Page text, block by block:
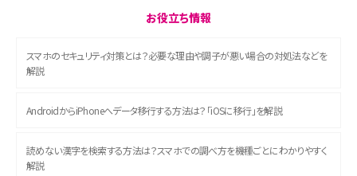
お役立ち情報
スマホのセキュリティ対策とは？必要な理由や調子が悪い場合の対処法などを
解説
AndroidからiPhoneへデータ移行する方法は？「iOSに移行」を解説
読めない漢字を検索する方法は？スマホでの調べ方を機種ごとにわかりやすく
解説